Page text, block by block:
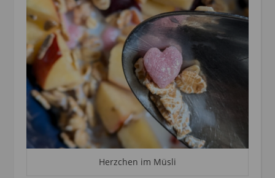
Herzchen im Müsli